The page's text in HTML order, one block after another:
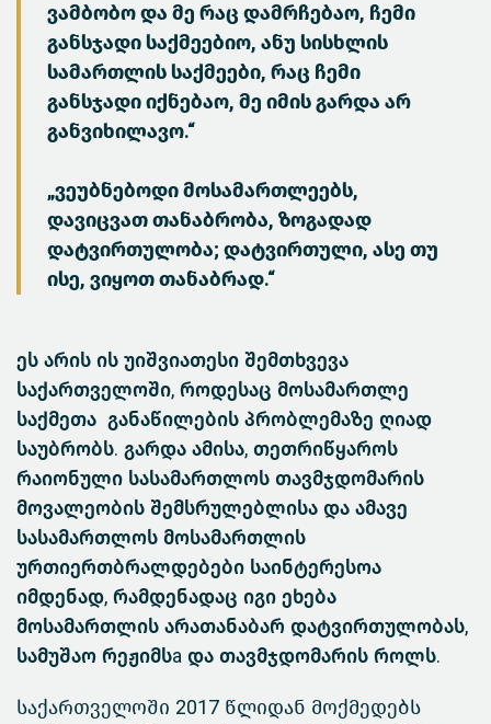
ვამბობო და მე რაც დამრჩებაო, ჩემი
განსჯადი საქმეებიო, ანუ სისხლის
სამართლის საქმეები, რაც ჩემი
განსჯადი იქნებაო, მე იმის გარდა არ
განვიხილავო.“
„ვეუბნებოდი მოსამართლეებს,
დავიცვათ თანაბრობა, ზოგადად
დატვირთულობა; დატვირთული, ასე თუ
ისე, ვიყოთ თანაბრად.“
ეს არის ის უიშვიათესი შემთხვევა
საქართველოში, როდესაც მოსამართლე
საქმეთა განაწილების პრობლემაზე ღიად
საუბრობს. გარდა ამისა, თეთრიწყაროს
რაიონული სასამართლოს თავმჯდომარის
მოვალეობის შემსრულებლისა და ამავე
სასამართლოს მოსამართლის
ურთიერთბრალდებები საინტერესოა
იმდენად, რამდენადაც იგი ეხება
მოსამართლის არათანაბარ დატვირთულობას,
სამუშაო რეჟიმსa და თავმჯდომარის როლს.
საქართველოში 2017 წლიდან მოქმედებს